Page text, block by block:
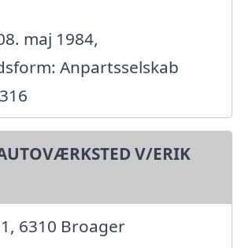
maj 1984,
Anpartsselskab
V/ERIK
6310 Broager